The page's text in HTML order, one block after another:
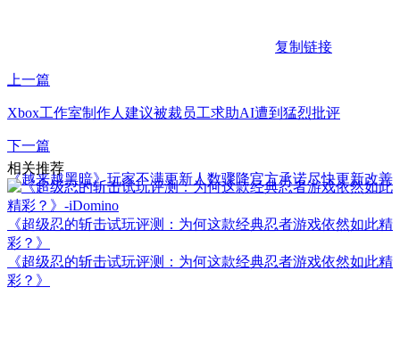
复制链接
上一篇
Xbox工作室制作人建议被裁员工求助AI遭到猛烈批评
下一篇
《越来越黑暗》玩家不满更新人数骤降官方承诺尽快更新改善
相关推荐
《超级忍的斩击试玩评测：为何这款经典忍者游戏依然如此精
彩？》
《超级忍的斩击试玩评测：为何这款经典忍者游戏依然如此精
彩？》